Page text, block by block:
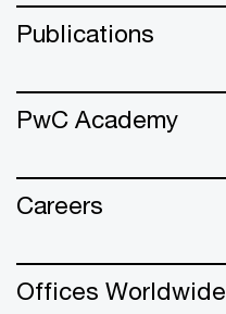
Publications
PwC Academy
Careers
Offices Worldwide